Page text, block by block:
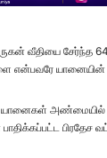
வீதியை சேர்ந்த
என்பவரே யானையின்
அண்மையில்
பிரதேச